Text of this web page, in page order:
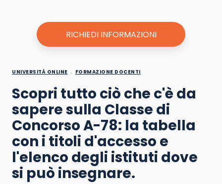
RICHIEDI INFORMAZIONI
UNIVERSITÀ ONLINE FORMAZIONE DOCENTI
Scopri tutto ciò che c'è da
sapere sulla Classe di
Concorso A-78: la tabella
con i titoli d'accesso e
l'elenco degli istituti dove
si può insegnare.